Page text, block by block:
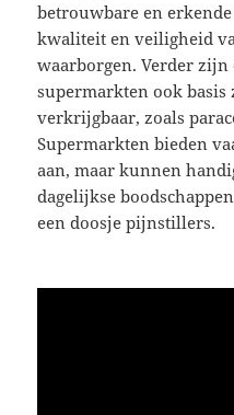
betrouwbare en
kwaliteit en veiligheid
waarborgen. Verder
supermarkten ook
verkrijgbaar, zoals
Supermarkten bieden
aan, maar kunnen
dagelijkse
een doosje pijnstillers.